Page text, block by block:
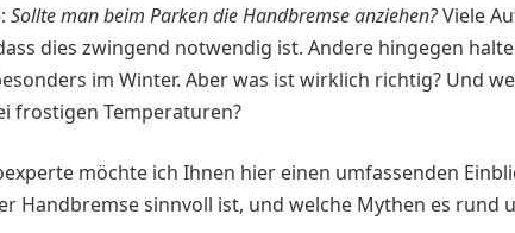
Sollte man beim Parken die Handbremse anziehen?Viele
dies zwingend notwendig ist. Andere hingegen
im Winter. Aber was ist wirklich richtig? Und
frostigen Temperaturen?
möchte ich Ihnen hier einen umfassenden
Handbremse sinnvoll ist, und welche Mythen es rund